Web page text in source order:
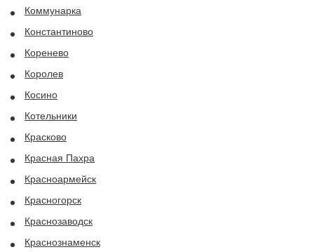
Коммунарка
Константиново
Коренево
Королев
Косино
Котельники
Красково
Красная Пахра
Красноармейск
Красногорск
Краснозаводск
Краснознаменск